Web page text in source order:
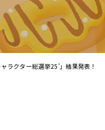
ャラクター総選挙25’」結果発表！